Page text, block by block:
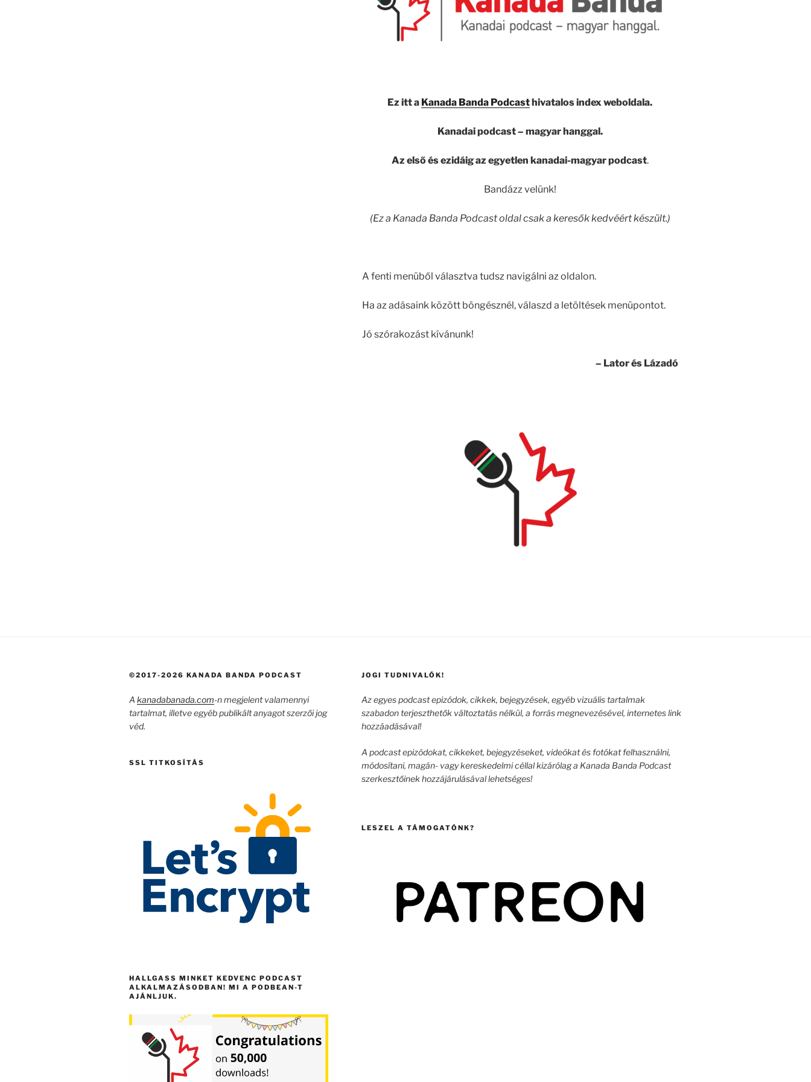
Ez itt a Kanada Banda Podcasthivatalos index weboldala.
Kanadai podcast – magyar hanggal.
Az első és ezidáig az egyetlen kanadai-magyar podcast.
Bandázz velünk!
(Ez a Kanada Banda Podcast oldal csak a keresők kedvéért készült.)
A fenti menüből választva tudsz navigálni az oldalon.
Ha az adásaink között böngésznél, válaszd a letöltések menüpontot.
Jó szórakozást kívánunk!
– Lator és Lázadó
©2017-2026 KANADA BANDA PODCAST
A kanadabanada.com-n megjelent valamennyi
tartalmat, illetve egyéb publikált anyagot szerzői jog
véd.
SSL TITKOSÍTÁS
HALLGASS MINKET KEDVENC PODCAST
ALKALMAZÁSODBAN! MI A PODBEAN-T
AJÁNLJUK.
JOGI TUDNIVALÓK!
Az egyes podcast epizódok, cikkek, bejegyzések, egyéb vizuális tartalmak
szabadon terjeszthetők változtatás nélkül, a forrás megnevezésével, internetes link
hozzáadásával!
A podcast epizódokat, cikkeket, bejegyzéseket, videókat és fotókat felhasználni,
módosítani, magán- vagy kereskedelmi céllal kizárólag a Kanada Banda Podcast
szerkesztőinek hozzájárulásával lehetséges!
LESZEL A TÁMOGATÓNK?